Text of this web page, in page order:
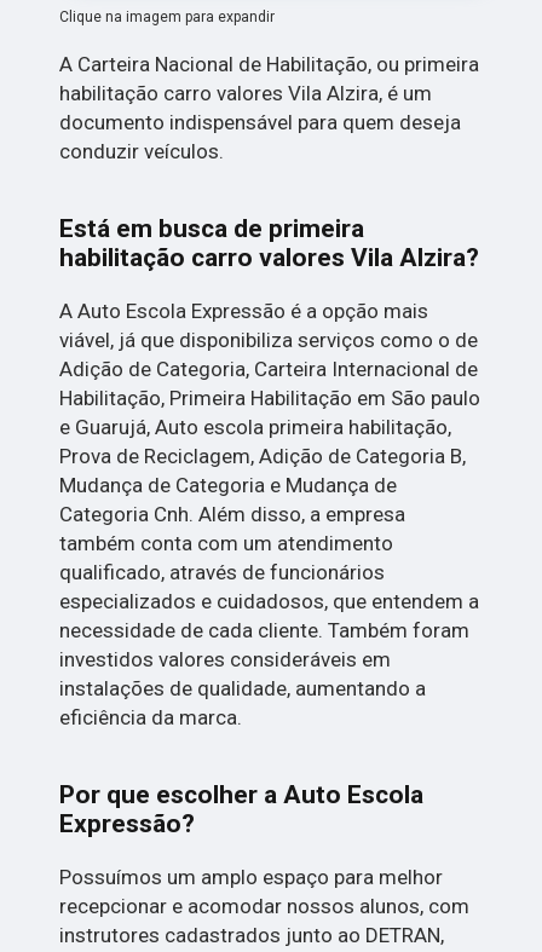
Clique na imagem para expandir
A Carteira Nacional de Habilitação, ou primeira
habilitação carro valores Vila Alzira, é um
documento indispensável para quem deseja
conduzir veículos.
Está em busca de primeira
habilitação carro valores Vila Alzira?
A Auto Escola Expressão é a opção mais
viável, já que disponibiliza serviços como o de
Adição de Categoria, Carteira Internacional de
Habilitação, Primeira Habilitação em São paulo
e Guarujá, Auto escola primeira habilitação,
Prova de Reciclagem, Adição de Categoria B,
Mudança de Categoria e Mudança de
Categoria Cnh. Além disso, a empresa
também conta com um atendimento
qualificado, através de funcionários
especializados e cuidadosos, que entendem a
necessidade de cada cliente. Também foram
investidos valores consideráveis em
instalações de qualidade, aumentando a
eficiência da marca.
Por que escolher a Auto Escola
Expressão?
Possuímos um amplo espaço para melhor
recepcionar e acomodar nossos alunos, com
instrutores cadastrados junto ao DETRAN,